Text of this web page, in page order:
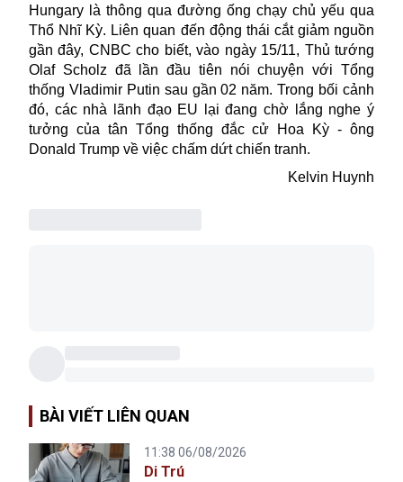
Hungary là thông qua đường ống chạy chủ yếu qua
Thổ Nhĩ Kỳ. Liên quan đến động thái cắt giảm nguồn
gần đây, CNBC cho biết, vào ngày 15/11, Thủ tướng
Olaf Scholz đã lần đầu tiên nói chuyện với Tổng
thống Vladimir Putin sau gần 02 năm. Trong bối cảnh
đó, các nhà lãnh đạo EU lại đang chờ lắng nghe ý
tưởng của tân Tổng thống đắc cử Hoa Kỳ - ông
Donald Trump về việc chấm dứt chiến tranh.
Kelvin Huynh
BÀI VIẾT LIÊN QUAN
11:38 06/08/2026
Di Trú